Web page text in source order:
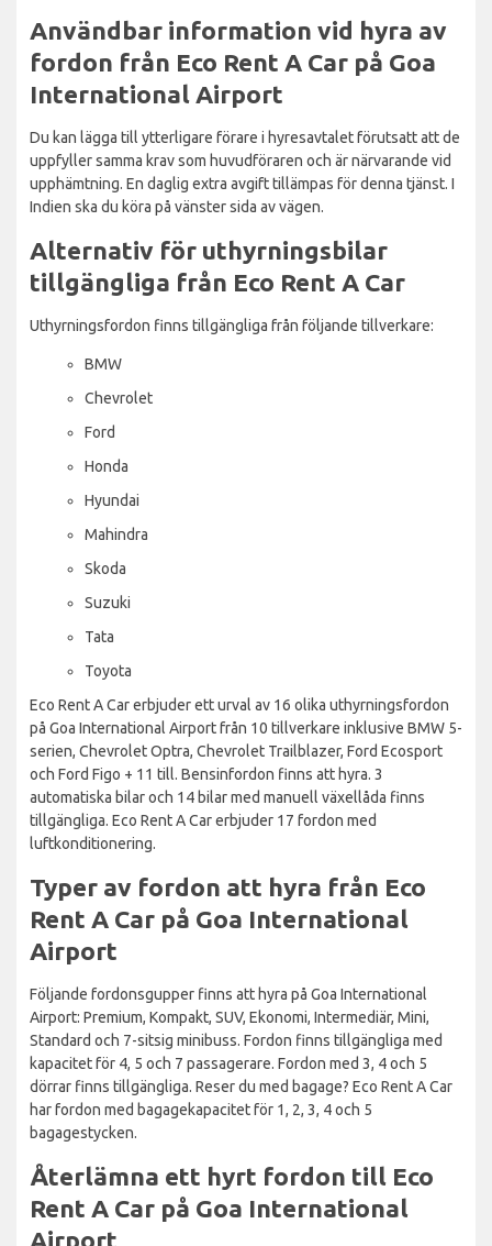
Användbar information vid hyra av
fordon från Eco Rent A Car på Goa
International Airport
Du kan lägga till ytterligare förare i hyresavtalet förutsatt att de
uppfyller samma krav som huvudföraren och är närvarande vid
upphämtning. En daglig extra avgift tillämpas för denna tjänst. I
Indien ska du köra på vänster sida av vägen.
Alternativ för uthyrningsbilar
tillgängliga från Eco Rent A Car
Uthyrningsfordon finns tillgängliga från följande tillverkare:
BMW
Chevrolet
Ford
Honda
Hyundai
Mahindra
Skoda
Suzuki
Tata
Toyota
Eco Rent A Car erbjuder ett urval av 16 olika uthyrningsfordon
på Goa International Airport från 10 tillverkare inklusive BMW 5-
serien, Chevrolet Optra, Chevrolet Trailblazer, Ford Ecosport
och Ford Figo + 11 till. Bensinfordon finns att hyra. 3
automatiska bilar och 14 bilar med manuell växellåda finns
tillgängliga. Eco Rent A Car erbjuder 17 fordon med
luftkonditionering.
Typer av fordon att hyra från Eco
Rent A Car på Goa International
Airport
Följande fordonsgupper finns att hyra på Goa International
Airport: Premium, Kompakt, SUV, Ekonomi, Intermediär, Mini,
Standard och 7-sitsig minibuss. Fordon finns tillgängliga med
kapacitet för 4, 5 och 7 passagerare. Fordon med 3, 4 och 5
dörrar finns tillgängliga. Reser du med bagage? Eco Rent A Car
har fordon med bagagekapacitet för 1, 2, 3, 4 och 5
bagagestycken.
Återlämna ett hyrt fordon till Eco
Rent A Car på Goa International
Airport